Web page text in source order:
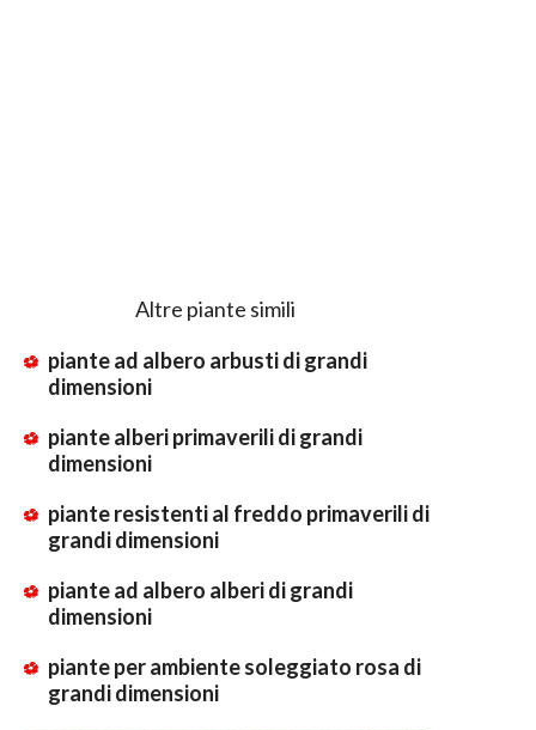
Altre piante simili
piante ad albero arbusti di grandi
dimensioni
piante alberi primaverili di grandi
dimensioni
piante resistenti al freddo primaverili di
grandi dimensioni
piante ad albero alberi di grandi
dimensioni
piante per ambiente soleggiato rosa di
grandi dimensioni